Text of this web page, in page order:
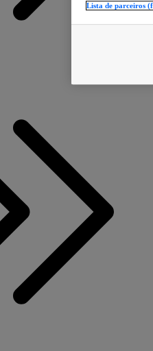
Lista de parceiros